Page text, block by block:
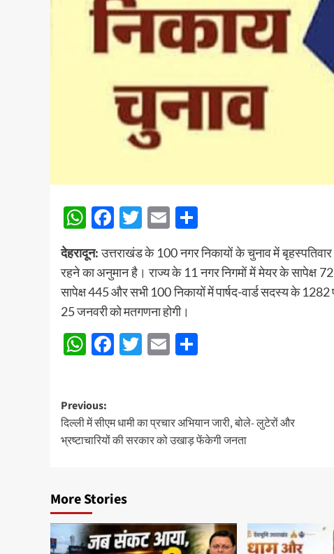
WhatsApp
Facebook
Twitter
Email
देहरादून:उत्तराखंड के 100 नगर निकायों के चुनाव में
रहने का अनुमान है। राज्य के 11 नगर निगमों में मेयर के सापेक्ष
सापेक्ष 445 और सभी 100 निकायों में पार्षद-वार्ड सदस्य के
25 जनवरी को मतगणना होगी।
WhatsApp
Facebook
Twitter
Email
Post
navigation
Previous:
दिल्ली में सीएम धामी का प्रचार अभियान जारी, बोले- लुटेरों और
भ्रष्टाचारियों की सरकार को उखाड़ फेंकेगी जनता
More Stories